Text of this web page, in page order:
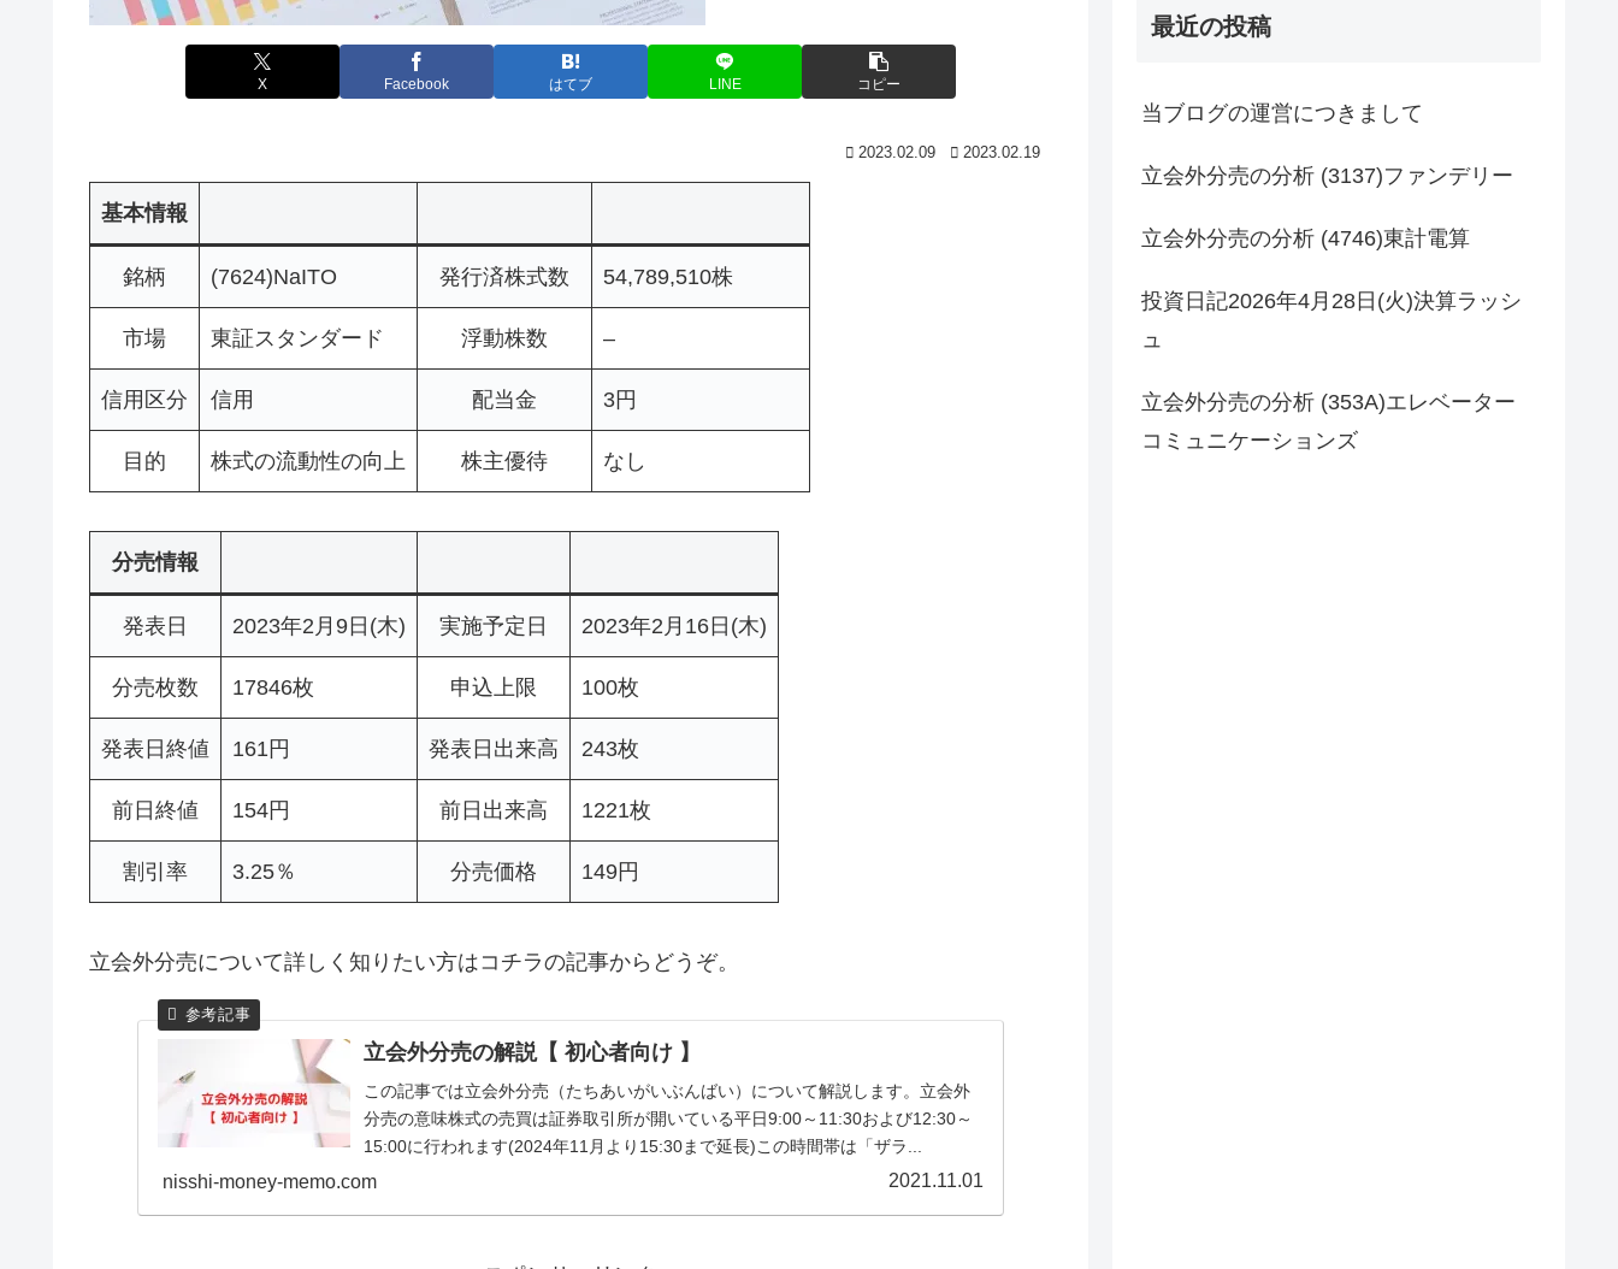
X Facebook はてブ LINE コピー
2023.02.09 2023.02.19
基本情報
銘柄 (7624)NaITO 発行済株式数 54,789,510株
市場 東証スタンダード 浮動株数 –
信用区分 信用 配当金 3円
目的 株式の流動性の向上 株主優待 なし
分売情報
発表日 2023年2月9日(木) 実施予定日 2023年2月16日(木)
分売枚数 17846枚 申込上限 100枚
発表日終値 161円 発表日出来高 243枚
前日終値 154円 前日出来高 1221枚
割引率 3.25％ 分売価格 149円
立会外分売について詳しく知りたい方はコチラの記事からどうぞ。
立会外分売の解説【 初心者向け 】
この記事では立会外分売（たちあいがいぶんばい）について解説します。立会外
分売の意味株式の売買は証券取引所が開いている平日9:00～11:30および12:30～
15:00に行われます(2024年11月より15:30まで延長)この時間帯は「ザラ...
nisshi-money-memo.com 2021.11.01
最近の投稿
当ブログの運営につきまして
立会外分売の分析 (3137)ファンデリー
立会外分売の分析 (4746)東計電算
投資日記2026年4月28日(火)決算ラッシ
ュ
立会外分売の分析 (353A)エレベーター
コミュニケーションズ